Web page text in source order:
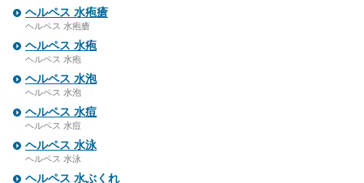
ヘルペス 水疱瘡
ヘルペス 水疱瘡
ヘルペス 水疱
ヘルペス 水疱
ヘルペス 水泡
ヘルペス 水泡
ヘルペス 水痘
ヘルペス 水痘
ヘルペス 水泳
ヘルペス 水泳
ヘルペス 水ぶくれ